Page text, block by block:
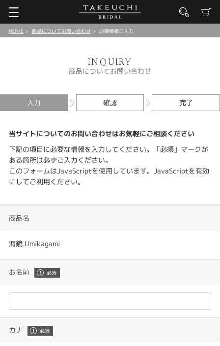
HOME 商品についてお問い合わせ 必要情報ご入力
INQUIRY
商品についてお問い合わせ
入力 確認 完了
当サイトについてのお問い合わせはお気軽にご相談ください
下記の項目に必要な情報を入力してください。「必須」マークが
ある箇所は必ずご入力ください。
このフォームはJavaScriptを使用しています。JavaScriptを有効
にしてご利用ください。
商品名
海鏡 Umikagami
お名前
カナ